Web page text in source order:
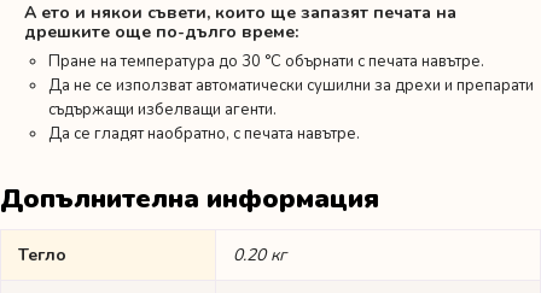
А ето и някои съвети, които ще запазят печата на
дрешките още по-дълго време:
Пране на температура до 30 °C обърнати с печата навътре.
Да не се използват автоматически сушилни за дрехи и препарати
съдържащи избелващи агенти.
Да се гладят наобратно, с печата навътре.
Допълнителна информация
Тегло 0.20 кг